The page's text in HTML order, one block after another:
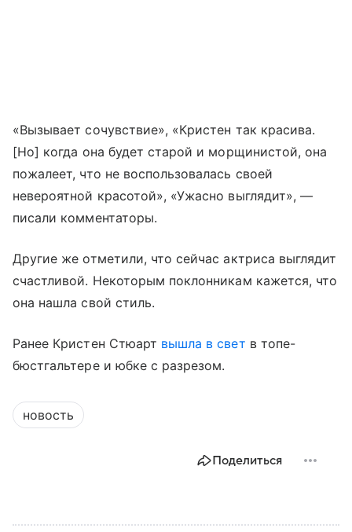
«Вызывает сочувствие», «Кристен так красива.
[Но] когда она будет старой и морщинистой, она
пожалеет, что не воспользовалась своей
невероятной красотой», «Ужасно выглядит», —
писали комментаторы.
Другие же отметили, что сейчас актриса выглядит
счастливой. Некоторым поклонникам кажется, что
она нашла свой стиль.
Ранее Кристен Стюарт вышла в свет в топе-
бюстгальтере и юбке с разрезом.
новость
Поделиться